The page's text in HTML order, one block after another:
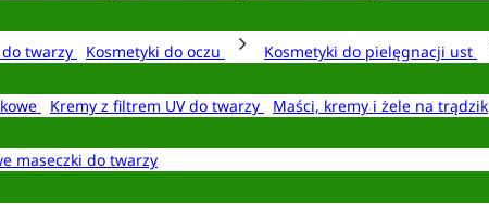
twarzy Kosmetyki do oczu Kosmetyki do pielęgnacji ust
Kremy z filtrem UV do twarzy
Maści, kremy i żele na trądzik
maseczki do twarzy